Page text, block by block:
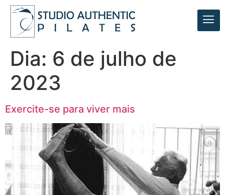
Dia: 6 de julho de
2023
Exercite-se para viver mais